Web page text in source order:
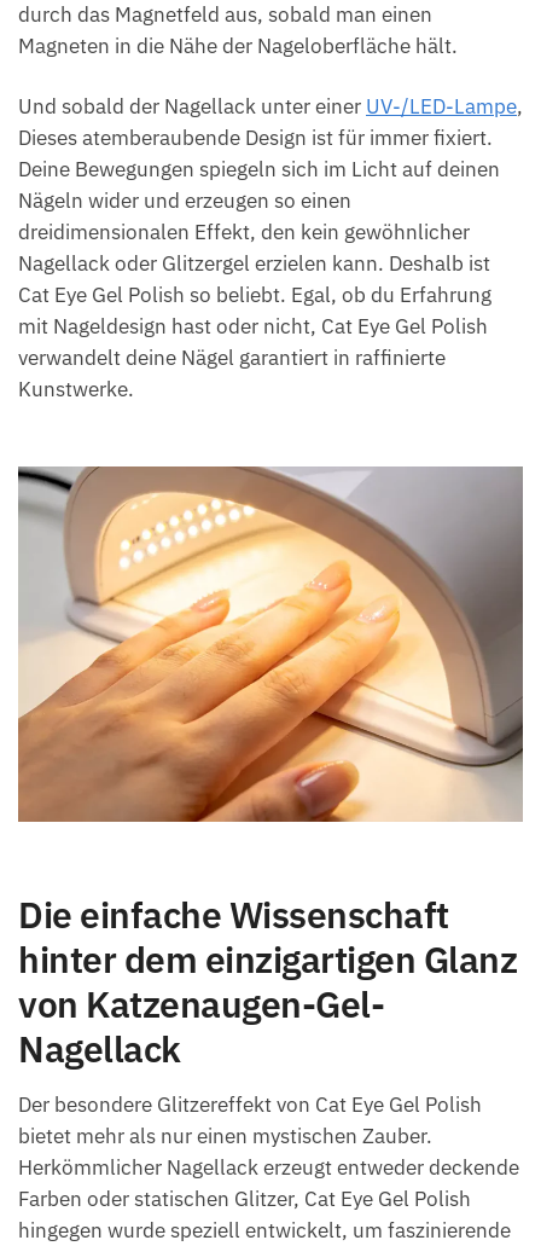
durch das Magnetfeld aus, sobald man einen
Magneten in die Nähe der Nageloberfläche hält.
Und sobald der Nagellack unter einer UV-/LED-Lampe,
Dieses atemberaubende Design ist für immer fixiert.
Deine Bewegungen spiegeln sich im Licht auf deinen
Nägeln wider und erzeugen so einen
dreidimensionalen Effekt, den kein gewöhnlicher
Nagellack oder Glitzergel erzielen kann. Deshalb ist
Cat Eye Gel Polish so beliebt. Egal, ob du Erfahrung
mit Nageldesign hast oder nicht, Cat Eye Gel Polish
verwandelt deine Nägel garantiert in raffinierte
Kunstwerke.
Die einfache Wissenschaft
hinter dem einzigartigen Glanz
von Katzenaugen-Gel-
Nagellack
Der besondere Glitzereffekt von Cat Eye Gel Polish
bietet mehr als nur einen mystischen Zauber.
Herkömmlicher Nagellack erzeugt entweder deckende
Farben oder statischen Glitzer, Cat Eye Gel Polish
hingegen wurde speziell entwickelt, um faszinierende